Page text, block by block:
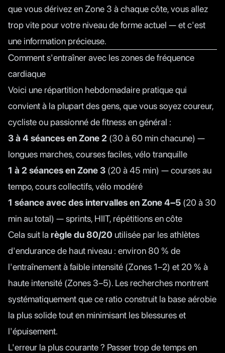
que vous dérivez en Zone 3 à chaque côte, vous allez
trop vite pour votre niveau de forme actuel — et c'est
une information précieuse.
Comment s'entraîner avec les zones de fréquence
cardiaque
Voici une répartition hebdomadaire pratique qui
convient à la plupart des gens, que vous soyez coureur,
cycliste ou passionné de fitness en général :
3 à 4 séances en Zone 2 (30 à 60 min chacune) —
longues marches, courses faciles, vélo tranquille
1 à 2 séances en Zone 3 (20 à 45 min) — courses au
tempo, cours collectifs, vélo modéré
1 séance avec des intervalles en Zone 4–5 (20 à 30
min au total) — sprints, HIIT, répétitions en côte
Cela suit la règle du 80/20 utilisée par les athlètes
d'endurance de haut niveau : environ 80 % de
l'entraînement à faible intensité (Zones 1–2) et 20 % à
haute intensité (Zones 3–5). Les recherches montrent
systématiquement que ce ratio construit la base aérobie
la plus solide tout en minimisant les blessures et
l'épuisement.
L'erreur la plus courante ? Passer trop de temps en